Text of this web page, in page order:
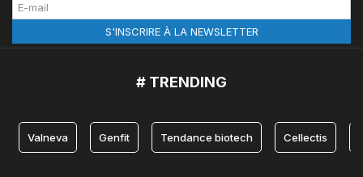
# TRENDING
Valneva Genfit Tendance biotech Cellectis